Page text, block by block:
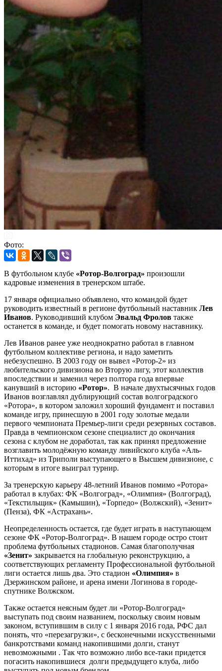
Фото:
В футбольном клубе «Ротор-Волгоград» произошли
кадровые изменения в тренерском штабе.
17 января официально объявлено, что командой будет
руководить известный в регионе футбольный наставник Лев
Иванов. Руководивший клубом Эвальд Фролов также
останется в команде, и будет помогать новому наставнику.
Лев Иванов ранее уже неоднократно работал в главном
футбольном коллективе региона, и надо заметить
небезуспешно. В 2003 году он вывел «Ротор-2» из
любительского дивизиона во Вторую лигу, этот коллектив
впоследствии и заменил через полтора года впервые
канувший в историю «Ротор». В начале двухтысячных годов
Иванов возглавлял дублирующий состав волгоградского
«Ротора», в котором заложил хороший фундамент и поставил
команде игру, принесшую в 2001 году золотые медали
первого чемпионата Премьер-лиги среди резервных составов.
Правда в чемпионском сезоне специалист до окончания
сезона с клубом не доработал, так как принял предложение
возглавить молодёжную команду ливийского клуба «Аль-
Иттихад» из Триполи выступающего в Высшем дивизионе, с
которым в итоге выиграл турнир.
За тренерскую карьеру 48-летний Иванов помимо «Ротора»
работал в клубах: ФК «Волгоград», «Олимпия» (Волгоград),
«Текстильщик» (Камышин), «Торпедо» (Волжский), «Зенит»
(Пенза), ФК «Астрахань».
Неопределенность остается, где будет играть в наступающем
сезоне ФК «Ротор-Волгоград». В нашем городе остро стоит
проблема футбольных стадионов. Самая благополучная
«Зенит» закрывается на глобальную реконструкцию, а
соответствующих регламенту Профессиональной футбольной
лиги остается лишь два. Это стадион «Олимпия» в
Дзержинском районе, и арена имени Логинова в городе-
спутнике Волжском.
Также остается неясным будет ли «Ротор-Волгоград»
выступать под своим названием, поскольку своим новым
законом, вступившим в силу с 1 января 2016 года, РФС дал
понять, что «перезагрузки», с бесконечными искусственными
банкротствами команд накопившими долги, станут
невозможными . Так что возможно либо все-таки придется
погасить накопившиеся долги предыдущего клуба, либо